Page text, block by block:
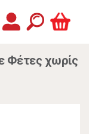
Φέτες χωρίς